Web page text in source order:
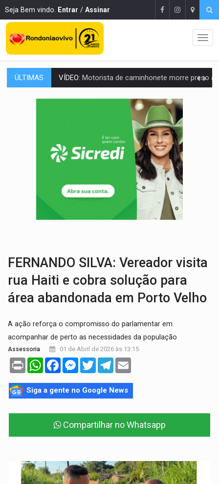
Seja Bem vindo. Entrar / Assinar
ÚLTIMAS LAZER:Seis lugares gratuitos para aproveitar o fim de semana
VÍDEO:FTICCO e Força Tática prendem membro do CV com arma e drogas
Prefeitura fortalece parceria com a APAE para ampliar ações
Exército testa inovações no combate a drones durante
TEMAS SOCIOAMBIENTAIS:Em Itapuã do Oeste, CINEMAZÔNIA leva cinema
Interior de Rondônia terá sábado (8) de calor
INFRAESTRUTURA: Após quase 30 anos de espera, asfalto chega ao
A ILHA: Coreografia de Rondônia estreia na programação do Festival de
FERNANDO SILVA: Vereador visita
rua Haiti e cobra solução para
área abandonada em Porto Velho
A ação reforça o compromisso do parlamentar em
acompanhar de perto as necessidades da população
Assessoria 01 de Abril de 2026 às 13:15
Print WhatsAppFacebookMessenger
TwitterTelegram
Siga a gente no Google News
Compartilhar no Whatsapp